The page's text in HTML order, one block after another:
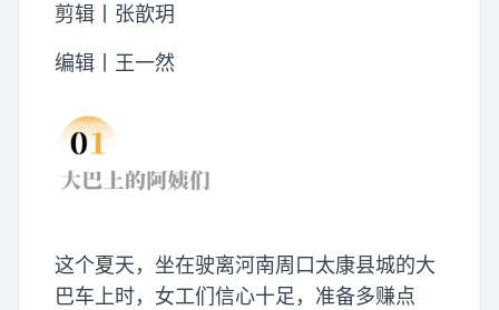
剪辑丨张歆玥
编辑丨王一然
这个夏天，坐在驶离河南周口太康县城的大
巴车上时，女工们信心十足，准备多赚点